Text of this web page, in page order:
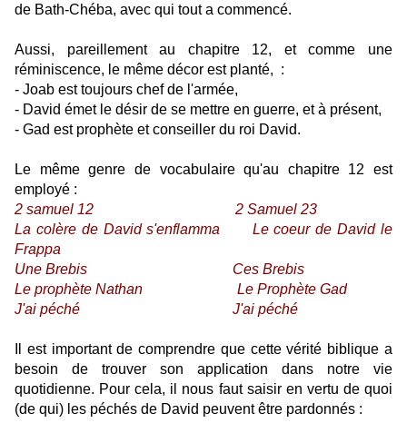
de Bath-Chéba, avec qui tout a commencé.
Aussi, pareillement au chapitre 12, et comme une
réminiscence, le même décor est planté, :
- Joab est toujours chef de l'armée,
- David émet le désir de se mettre en guerre, et à présent,
- Gad est prophète et conseiller du roi David.
Le même genre de vocabulaire qu'au chapitre 12 est
employé :
2 samuel 12 2 Samuel 23
La colère de David s'enflamma Le coeur de David le
Frappa
Une Brebis Ces Brebis
Le prophète Nathan Le Prophète Gad
J'ai péché J'ai péché
Il est important de comprendre que cette vérité biblique a
besoin de trouver son application dans notre vie
quotidienne. Pour cela, il nous faut saisir en vertu de quoi
(de qui) les péchés de David peuvent être pardonnés :